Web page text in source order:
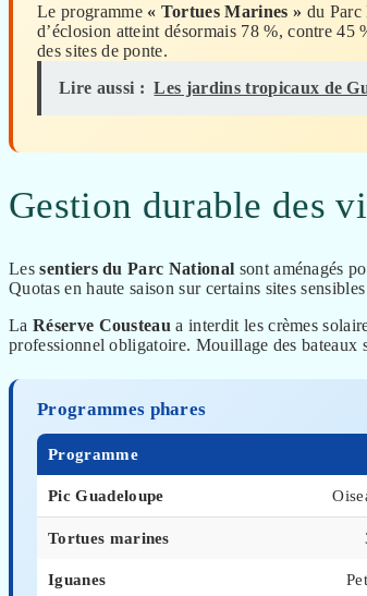
Le programme « Tortues Marines » du
d’éclosion atteint désormais 78 %, contre 45
des sites de ponte.
Lire aussi : Les jardins tropicaux de
Gestion durable des
Lessentiers du Parc National sont aménagés
Quotas en haute saison sur certains sites
La Réserve Cousteau a interdit les crèmes
professionnel obligatoire. Mouillage des bateaux
Programmes phares
Programme
Pic Guadeloupe
Tortues marines
Iguanes